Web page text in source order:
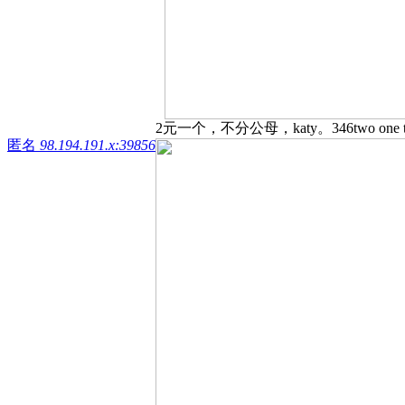
匿名 98.194.191.x:39856
2元一个，不分公母，katy。346two one